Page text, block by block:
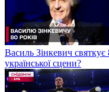
Василь Зінкевич
української сцени?